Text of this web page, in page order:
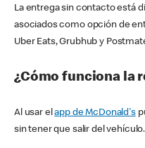
La entrega sin contacto está
asociados como opción de
Uber Eats, Grubhub y
¿Cómo funciona la
Al usar elapp de McDonald's
sin tener que salir del vehículo.